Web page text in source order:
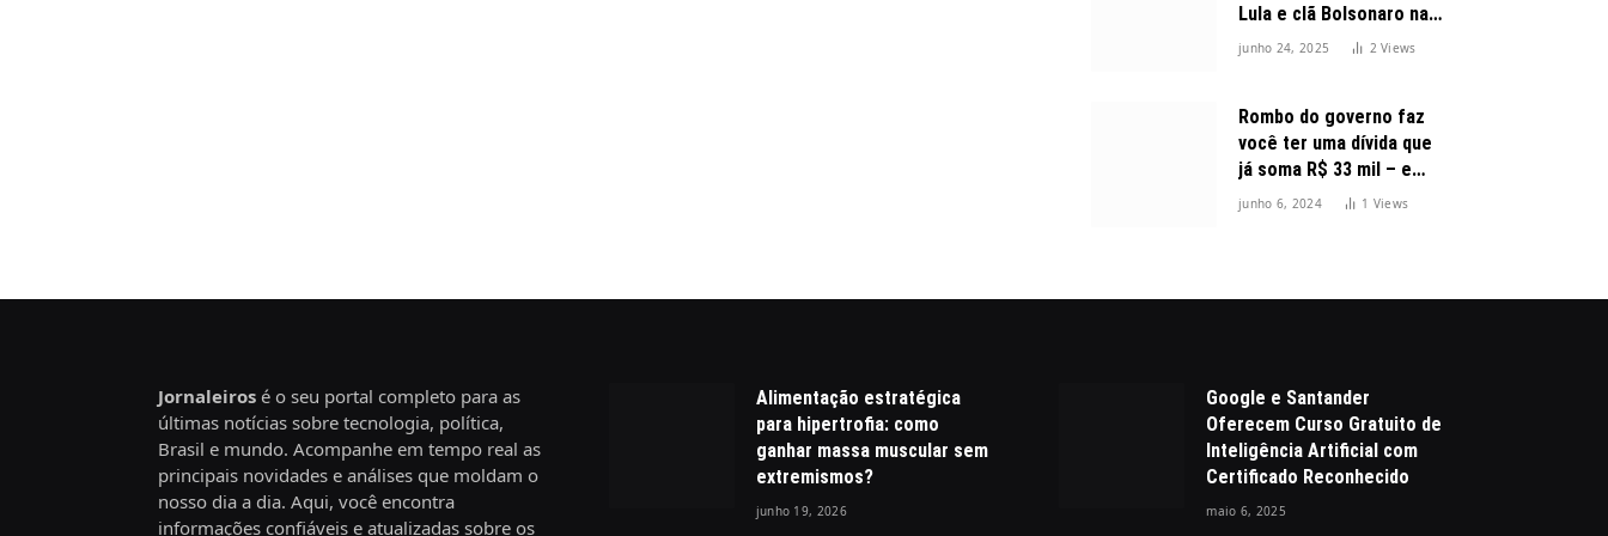
Lula e clã Bolsonaro na
disputa presidencial
junho 24, 2025 2Views
Rombo do governo faz
você ter uma dívida que
já soma R$ 33 mil – e
cresceu 300%
junho 6, 2024 1 Views
Jornaleiros é o seu portal completo para as
últimas notícias sobre tecnologia, política,
Brasil e mundo. Acompanhe em tempo real as
principais novidades e análises que moldam o
nosso dia a dia. Aqui, você encontra
informações confiáveis e atualizadas sobre os
Alimentação estratégica
para hipertrofia: como
ganhar massa muscular sem
extremismos?
junho 19, 2026
Google e Santander
Oferecem Curso Gratuito de
Inteligência Artificial com
Certificado Reconhecido
maio 6, 2025